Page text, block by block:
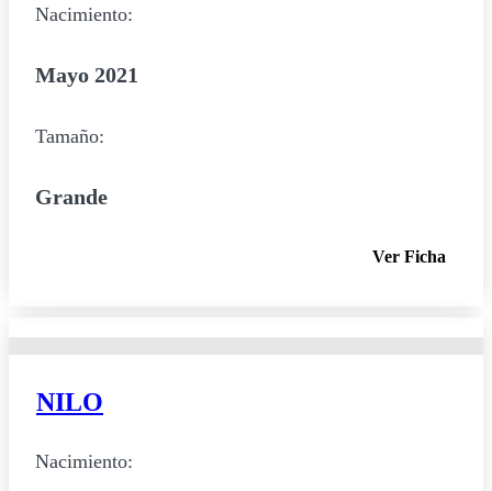
Nacimiento:
Mayo 2021
Tamaño:
Grande
Ver Ficha
NILO
Nacimiento: